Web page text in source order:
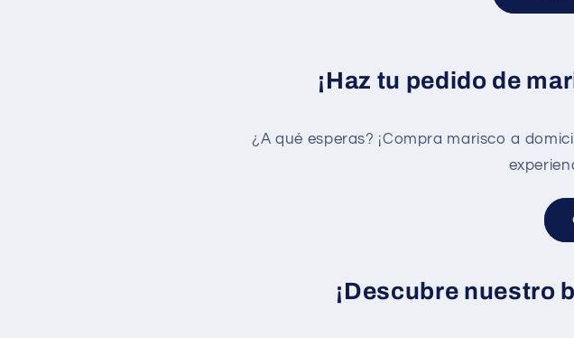
¡Haz tu pedido de
¿A qué esperas? ¡Compra marisco a
¡Descubre nuestro